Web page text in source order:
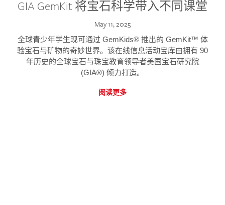
GIA GemKit 将宝石科学带入不同课堂
May 11, 2025
全球青少年学生现可通过 GemKids® 推出的 GemKit™ 体
验宝石与矿物的奇妙世界。该在线信息活动宝库由拥有 90
年历史的全球宝石与珠宝教育领导者美国宝石研究院
(GIA®) 倾力打造。
阅读更多